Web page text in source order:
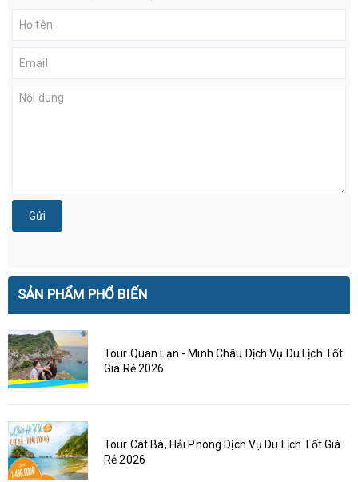
Gửi
SẢN PHẨM PHỔ BIẾN
Tour Quan Lạn - Minh Châu Dịch Vụ Du Lịch Tốt
Giá Rẻ 2026
Tour Cát Bà, Hải Phòng Dịch Vụ Du Lịch Tốt Giá
Rẻ 2026